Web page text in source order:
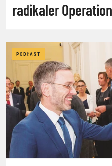
radikaler Operation
PODCAST